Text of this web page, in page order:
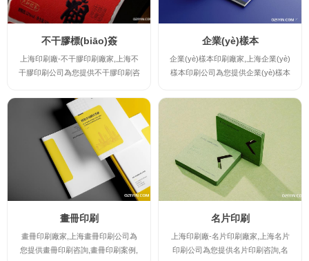
不干膠標(biāo)簽
上海印刷廠-不干膠印刷廠家,上海不
干膠印刷公司為您提供不干膠印刷咨
ī)格及不干膠印刷報(bào)價(jià),讓您
實(shí)時(shí)了解不干膠印刷廠家
的最新規(guī)格及報(bào)價(jià),并
提供不干膠印刷時(shí)的注意事項(x
iàng),印刷出讓您滿意的高檔不干膠
印刷產(chǎn)品。
企業(yè)樣本
企業(yè)樣本印刷廠家,上海企業(yè)
樣本印刷公司為您提供企業(yè)樣本
本印刷案例,企業(yè)樣本印刷規(gu
ī)格及企業(yè)樣本印刷報(bào)價(ji
à),讓您實(shí)時(shí)了解企業(yè)
樣本印刷廠家的最新規(guī)格及報(b
ào)價(jià),并提供企業(yè)樣本印刷
時(shí)的注意事項(xiàng),印刷出讓
您滿意的高檔企業(yè)樣本印...
畫冊印刷
畫冊印刷廠家,上海畫冊印刷公司為
您提供畫冊印刷咨詢,畫冊印刷案例,
名片印刷
上海印刷廠-名片印刷廠家,上海名片
印刷公司為您提供名片印刷咨詢,名